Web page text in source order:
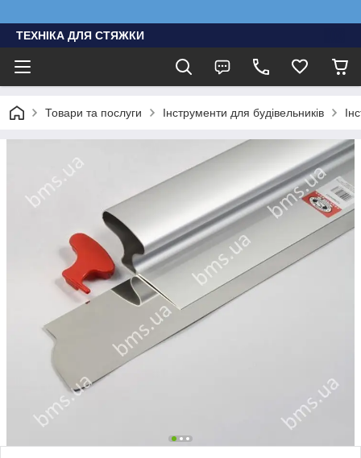
ТЕХНІКА ДЛЯ СТЯЖКИ
Товари та послуги Інструменти для будівельників